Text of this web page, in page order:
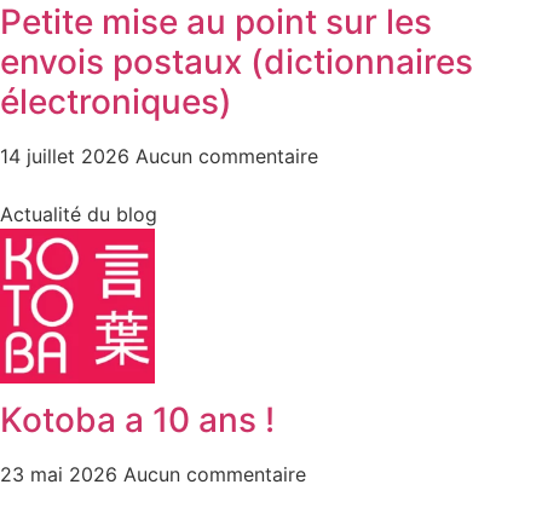
Petite mise au point sur les
envois postaux (dictionnaires
électroniques)
14 juillet 2026 Aucun commentaire
Actualité du blog
Kotoba a 10 ans !
23 mai 2026 Aucun commentaire